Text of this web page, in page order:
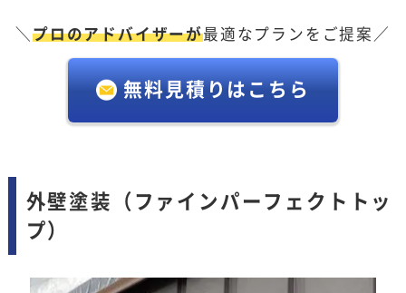
＼プロのアドバイザーが最適なプランをご提案／
無料見積りはこちら
外壁塗装（ファインパーフェクトトッ
プ）